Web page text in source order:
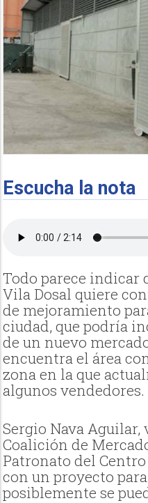
Escucha la nota
Todo parece indicar
Vila Dosal quiere
de mejoramiento
ciudad, que podría
de un nuevo
encuentra el área
zona en la que
algunos vendedores.
Sergio Nava
Coalición de
Patronato del
con un proyecto
posiblemente se